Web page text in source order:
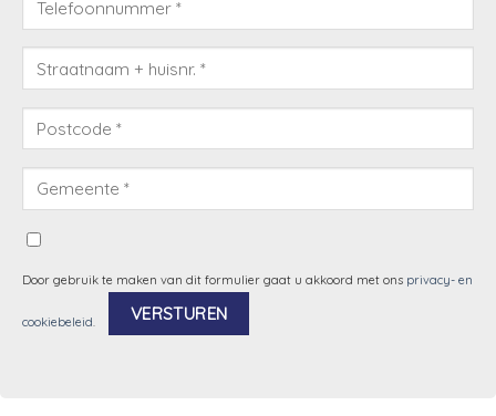
Door gebruik te maken van dit formulier gaat u akkoord met ons privacy- en
cookiebeleid.